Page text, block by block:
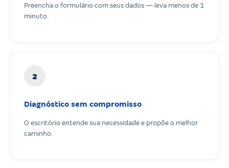
Preencha o formulário com seus dados — leva menos de 1
minuto.
2
Diagnóstico sem compromisso
O escritório entende sua necessidade e propõe o melhor
caminho.